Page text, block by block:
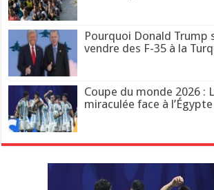
Pourquoi Donald Trump
vendre des F-35 à la
Coupe du monde 2026 :
miraculée face à